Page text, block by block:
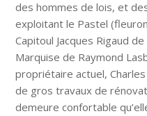
des hommes de lois, et
exploitant le Pastel
Capitoul Jacques Rigaud
Marquise de Raymond
propriétaire actuel,
de gros travaux de
demeure confortable